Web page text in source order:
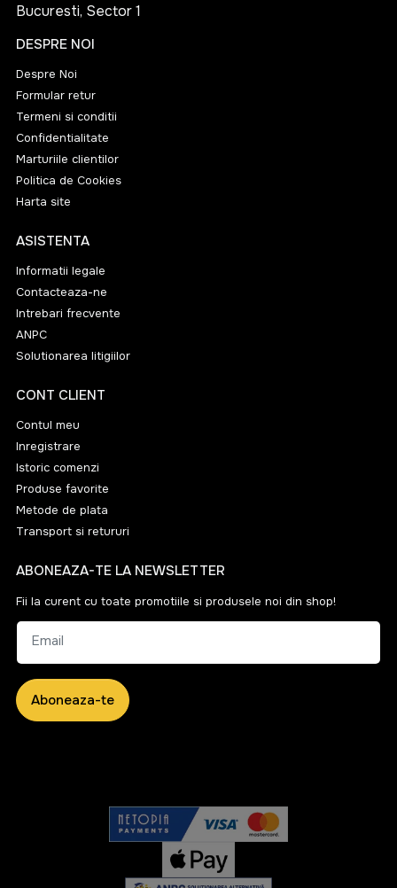
Bucuresti, Sector 1
DESPRE NOI
Despre Noi
Formular retur
Termeni si conditii
Confidentialitate
Marturiile clientilor
Politica de Cookies
Harta site
ASISTENTA
Informatii legale
Contacteaza-ne
Intrebari frecvente
ANPC
Solutionarea litigiilor
CONT CLIENT
Contul meu
Inregistrare
Istoric comenzi
Produse favorite
Metode de plata
Transport si retururi
ABONEAZA-TE LA NEWSLETTER
Fii la curent cu toate promotiile si produsele noi din shop!
Email
Aboneaza-te